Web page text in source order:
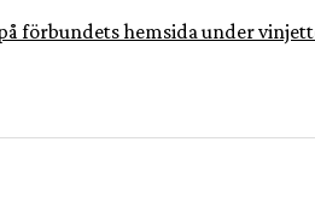
förbundets hemsida under